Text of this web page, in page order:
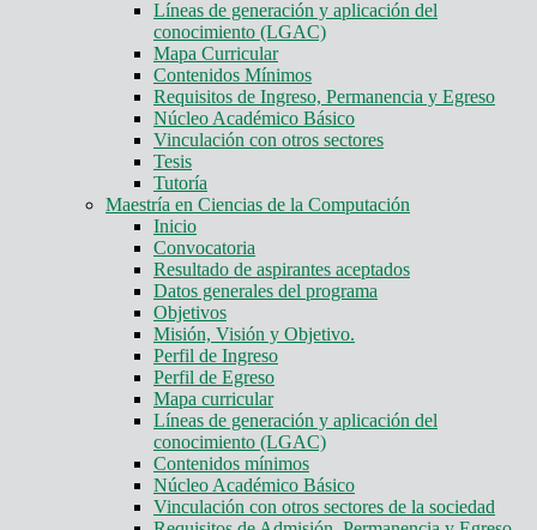
Líneas de generación y aplicación del
conocimiento (LGAC)
Mapa Curricular
Contenidos Mínimos
Requisitos de Ingreso, Permanencia y Egreso
Núcleo Académico Básico
Vinculación con otros sectores
Tesis
Tutoría
Maestría en Ciencias de la Computación
Inicio
Convocatoria
Resultado de aspirantes aceptados
Datos generales del programa
Objetivos
Misión, Visión y Objetivo.
Perfil de Ingreso
Perfil de Egreso
Mapa curricular
Líneas de generación y aplicación del
conocimiento (LGAC)
Contenidos mínimos
Núcleo Académico Básico
Vinculación con otros sectores de la sociedad